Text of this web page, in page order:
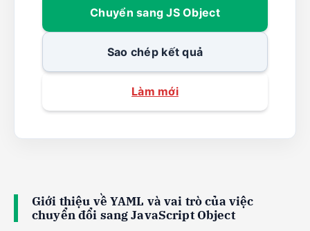
Chuyển sang JS Object
Sao chép kết quả
Làm mới
Giới thiệu về YAML và vai trò của việc
chuyển đổi sang JavaScript Object